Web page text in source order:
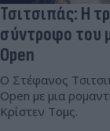
Τσιτσιπάς: Η
σύντροφο του
Open
Ο Στέφανος
Open με μια
Κρίστεν Τομς.